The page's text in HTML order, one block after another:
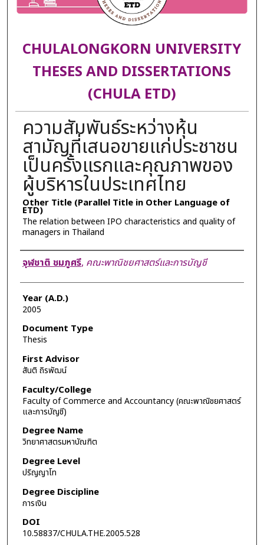
CHULALONGKORN UNIVERSITY
THESES AND DISSERTATIONS
(CHULA ETD)
ความสัมพันธ์ระหว่างหุ้น
สามัญที่เสนอขายแก่ประชาชน
เป็นครั้งแรกและคุณภาพของ
ผู้บริหารในประเทศไทย
Other Title (Parallel Title in Other Language of
ETD)
The relation between IPO characteristics and quality of
managers in Thailand
Author
จุฬชาติ ชมภูศรี, คณะพาณิชยศาสตร์และการบัญชี
Year (A.D.)
2005
Document Type
Thesis
First Advisor
สันติ ถิรพัฒน์
Faculty/College
Faculty of Commerce and Accountancy (คณะพาณิชยศาสตร์
และการบัญชี)
Degree Name
วิทยาศาสตรมหาบัณฑิต
Degree Level
ปริญญาโท
Degree Discipline
การเงิน
DOI
10.58837/CHULA.THE.2005.528